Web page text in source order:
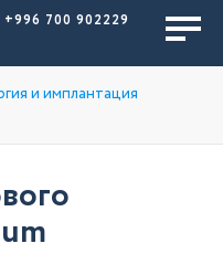
+996 700 902229
и имплантация